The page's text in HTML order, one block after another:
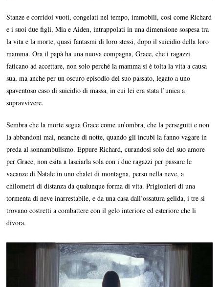
Stanze e corridoi vuoti, congelati nel tempo, immobili, così come Richard
e i suoi due figli, Mia e Aiden, intrappolati in una dimensione sospesa tra
la vita e la morte, quasi fantasmi di loro stessi, dopo il suicidio della loro
mamma. Ora il papà ha una nuova compagna, Grace, che i ragazzi
faticano ad accettare, non solo perché la mamma si è tolta la vita a causa
sua, ma anche per un oscuro episodio del suo passato, legato a uno
spaventoso caso di suicidio di massa, in cui lei era stata l’unica a
sopravvivere.
Sembra che la morte segua Grace come un’ombra, che la perseguiti e non
la abbandoni mai, neanche di notte, quando gli incubi la fanno vagare in
preda al sonnambulismo. Eppure Richard, curandosi solo del suo amore
per Grace, non esita a lasciarla sola con i due ragazzi per passare le
vacanze di Natale in uno chalet di montagna, perso nella neve, a
chilometri di distanza da qualunque forma di vita. Prigionieri di una
tormenta di neve inarrestabile, e da una casa dall’ossatura gelida, i tre si
trovano costretti a combattere con il gelo interiore ed esteriore che li
divora.